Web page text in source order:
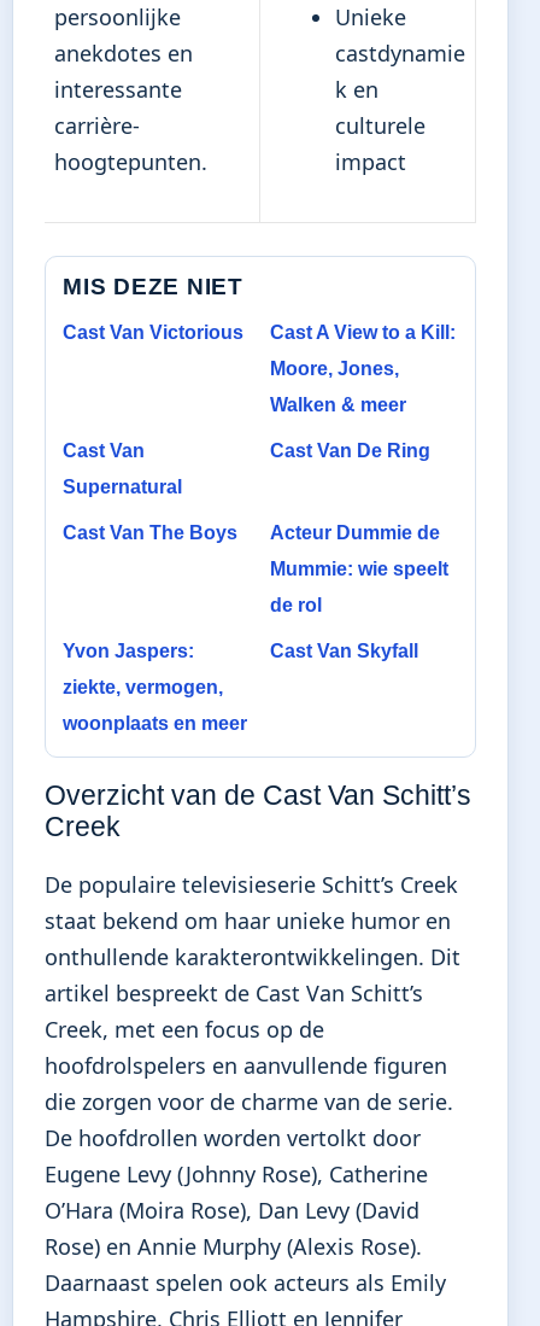
persoonlijke
anekdotes en
interessante
carrière-
hoogtepunten.
Unieke
castdynamie
k en
culturele
impact
MIS DEZE NIET
Cast Van Victorious
Cast A View to a Kill:
Moore, Jones,
Walken & meer
Cast Van
Supernatural
Cast Van De Ring
Cast Van The Boys
Acteur Dummie de
Mummie: wie speelt
de rol
Yvon Jaspers:
ziekte, vermogen,
woonplaats en meer
Cast Van Skyfall
Overzicht van de Cast Van Schitt’s
Creek
De populaire televisieserie Schitt’s Creek
staat bekend om haar unieke humor en
onthullende karakterontwikkelingen. Dit
artikel bespreekt de Cast Van Schitt’s
Creek, met een focus op de
hoofdrolspelers en aanvullende figuren
die zorgen voor de charme van de serie.
De hoofdrollen worden vertolkt door
Eugene Levy (Johnny Rose), Catherine
O’Hara (Moira Rose), Dan Levy (David
Rose) en Annie Murphy (Alexis Rose).
Daarnaast spelen ook acteurs als Emily
Hampshire, Chris Elliott en Jennifer